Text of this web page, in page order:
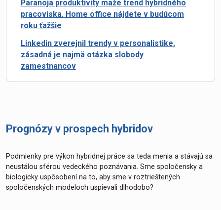
Paranoja produktivity maže trend hybridného
pracoviska. Home office nájdete v budúcom
roku ťažšie
Linkedin zverejnil trendy v personalistike,
zásadná je najmä otázka slobody
zamestnancov
Prognózy v prospech hybridov
Podmienky pre výkon hybridnej práce sa teda menia a stávajú sa
neustálou sférou vedeckého poznávania. Sme spoločensky a
biologicky uspôsobení na to, aby sme v roztrieštených
spoločenských modeloch uspievali dlhodobo?